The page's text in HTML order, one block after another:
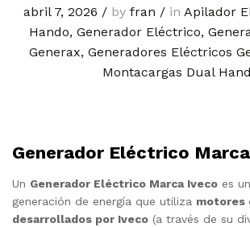
abril 7, 2026 / by fran / in Apilador
Hando, Generador Eléctrico,
Generax, Generadores Eléctricos
Montacargas Dual
Generador Eléctrico
Un Generador Eléctrico Marca Iveco es
generación de energía que utiliza motores
desarrollados por Iveco (a través de su